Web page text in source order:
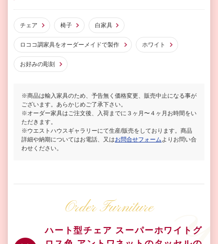
チェア 椅子 白家具
ロココ調家具をオーダーメイドで製作 ホワイト
お好みの彫刻
※商品は輸入家具のため、予告無く価格変更、販売中止になる事が
ございます。あらかじめご了承下さい。
※オーダー家具はご注文後、入荷までに３ヶ月〜４ヶ月お時間をい
ただきます。
※ウエストハウスギャラリーにて生産/販売をしております。商品
詳細や納期についてはお電話、又はお問合せフォーム よりお問い合
わせください。
Order Furniture
ハート型チェア スーパーホワイトグ